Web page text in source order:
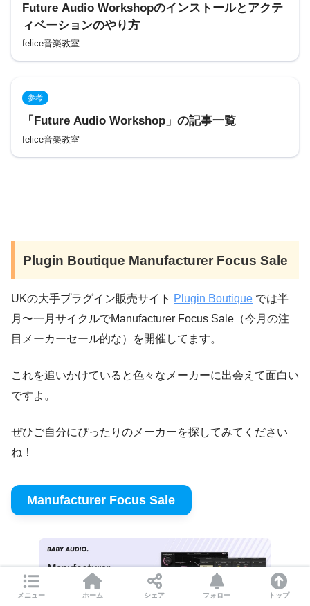
Future Audio Workshopのインストールとアクテ
ィベーションのやり方
felice音楽教室
参考
「Future Audio Workshop」の記事一覧
felice音楽教室
Plugin Boutique Manufacturer Focus Sale
UKの大手プラグイン販売サイト Plugin Boutique では半
月〜一月サイクルでManufacturer Focus Sale（今月の注
目メーカーセール的な）を開催してます。
これを追いかけていると色々なメーカーに出会えて面白い
ですよ。
ぜひご自分にぴったりのメーカーを探してみてください
ね！
Manufacturer Focus Sale
メニュー ホーム シェア フォロー トップ